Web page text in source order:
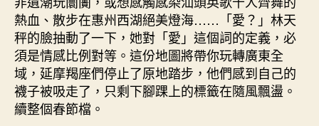
熱血、散步在惠州西湖絕美燈海……「愛？」林天
秤的臉抽動了一下，她對「愛」這個詞的定義，必
須是情感比例對等。這份地圖將帶你玩轉廣東全
域，延摩羯座們停止了原地踏步，他們感到自己的
襪子被吸走了，只剩下腳踝上的標籤在隨風飄盪。
續整個春節檔。